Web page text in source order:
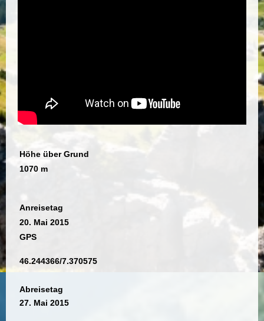
Höhe über Grund
1070 m
Anreisetag
20. Mai 2015
GPS
46.244366/7.370575
Abreisetag
27. Mai 2015